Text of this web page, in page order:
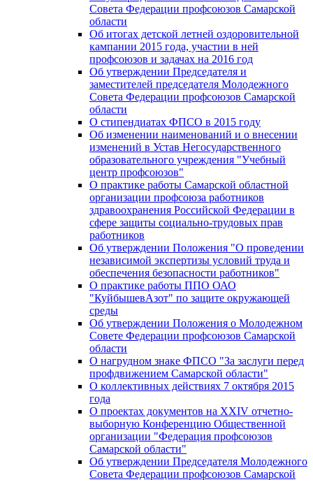
Совета Федерации профсоюзов Самарской
области
Об итогах детской летней оздоровительной
кампании 2015 года, участии в ней
профсоюзов и задачах на 2016 год
Об утверждении Председателя и
заместителей председателя Молодежного
Совета Федерации профсоюзов Самарской
области
О стипендиатах ФПСО в 2015 году
Об изменении наименований и о внесении
изменений в Устав Негосударственного
образовательного учреждения "Учебный
центр профсоюзов"
О практике работы Самарской областной
организации профсоюза работников
здравоохранения Российской Федерации в
сфере защиты социально-трудовых прав
работников
Об утверждении Положения "О проведении
независимой экспертизы условий труда и
обеспечения безопасности работников"
О практике работы ППО ОАО
"КуйбышевАзот" по защите окружающей
среды
Об утверждении Положения о Молодежном
Совете Федерации профсоюзов Самарской
области
О нагрудном знаке ФПСО "За заслуги перед
профдвижением Самарской области"
О коллективных действиях 7 октября 2015
года
О проектах документов на XXIV отчетно-
выборную Конференцию Общественной
организации "Федерация профсоюзов
Самарской области"
Об утверждении Председателя Молодежного
Совета Федерации профсоюзов Самарской